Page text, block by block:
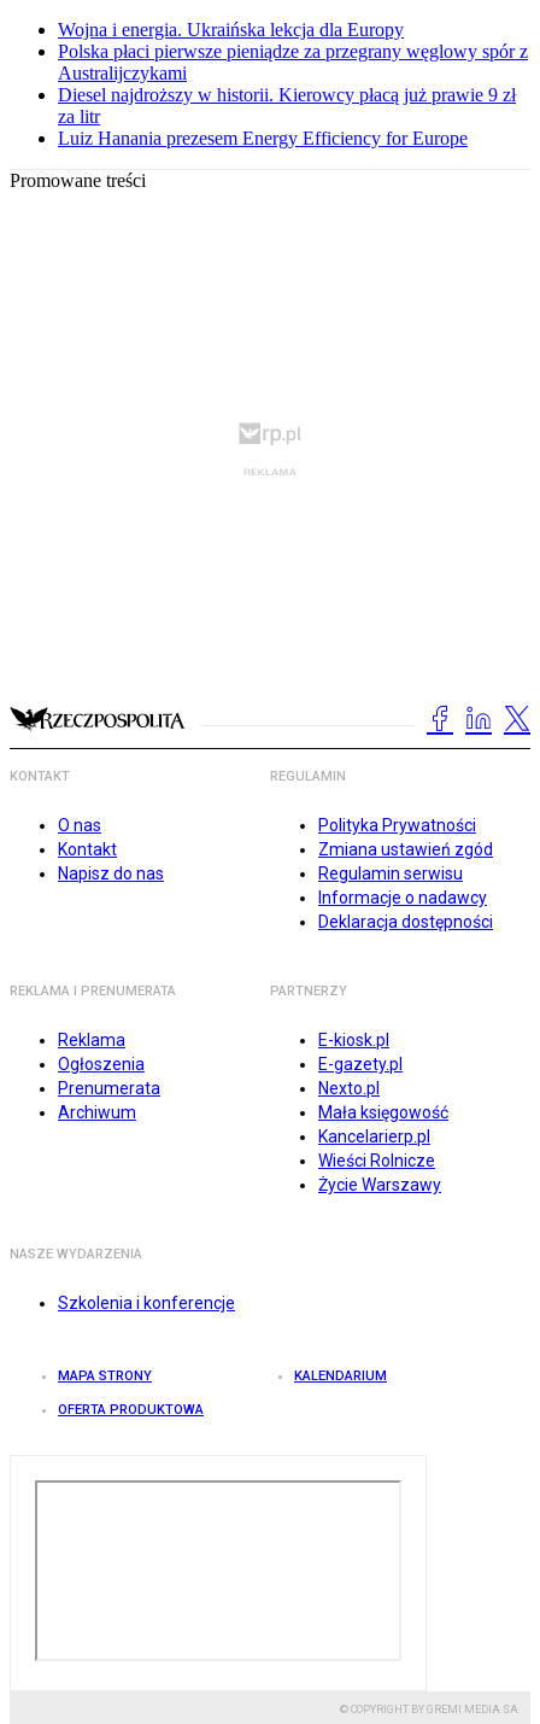
Wojna i energia. Ukraińska lekcja dla Europy
Polska płaci pierwsze pieniądze za przegrany węglowy spór z
Australijczykami
Diesel najdroższy w historii. Kierowcy płacą już prawie 9 zł
za litr
Luiz Hanania prezesem Energy Efficiency for Europe
Promowane treści
KONTAKT
O nas
Kontakt
Napisz do nas
REGULAMIN
Polityka Prywatności
Zmiana ustawień zgód
Regulamin serwisu
Informacje o nadawcy
Deklaracja dostępności
REKLAMA I PRENUMERATA
Reklama
Ogłoszenia
Prenumerata
Archiwum
PARTNERZY
E-kiosk.pl
E-gazety.pl
Nexto.pl
Mała księgowość
Kancelarierp.pl
Wieści Rolnicze
Życie Warszawy
NASZE WYDARZENIA
Szkolenia i konferencje
MAPA STRONY KALENDARIUM
OFERTA PRODUKTOWA
© COPYRIGHT BY GREMI MEDIA SA